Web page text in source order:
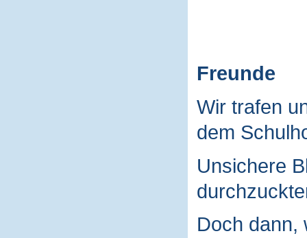
Freunde
Wir trafen
dem
Unsichere
Doch dann,